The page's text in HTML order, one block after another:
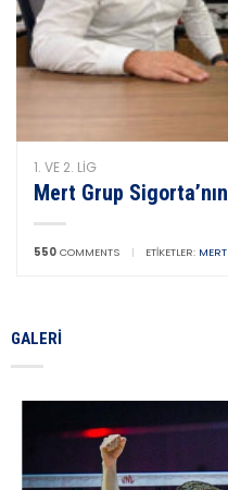
1. VE 2. LIG
Mert Grup
550 COMMENTS | ETIKETLER:
GALERI